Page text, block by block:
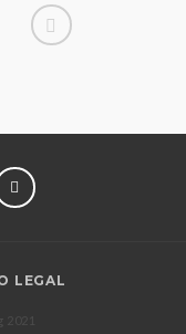
FACEBOOK
LEGAL